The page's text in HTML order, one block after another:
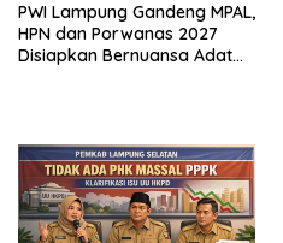
PWI Lampung Gandeng MPAL,
HPN dan Porwanas 2027
Disiapkan Bernuansa Adat